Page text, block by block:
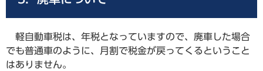
軽自動車税は、年税となっていますので、廃車した場合
でも普通車のように、月割で税金が戻ってくるということ
はありません。